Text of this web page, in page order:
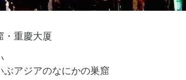
・重慶大厦
ぶアジアのなにかの巣窟